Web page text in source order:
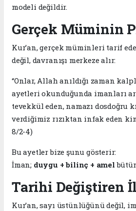
modeli değildir.
Gerçek Müminin
Kur’an, gerçek müminleri tarif
değil, davranışı merkeze alır:
“Onlar, Allah anıldığı zaman
ayetleri okunduğunda imanları
tevekkül eden, namazı dosdoğru
verdiğimiz rızıktan infak eden
8/2-4)
Bu ayetler bize şunu gösterir:
İman; duygu + bilinç + amel
Tarihi Değiştiren
Kur’an, sayı üstünlüğünü değil,